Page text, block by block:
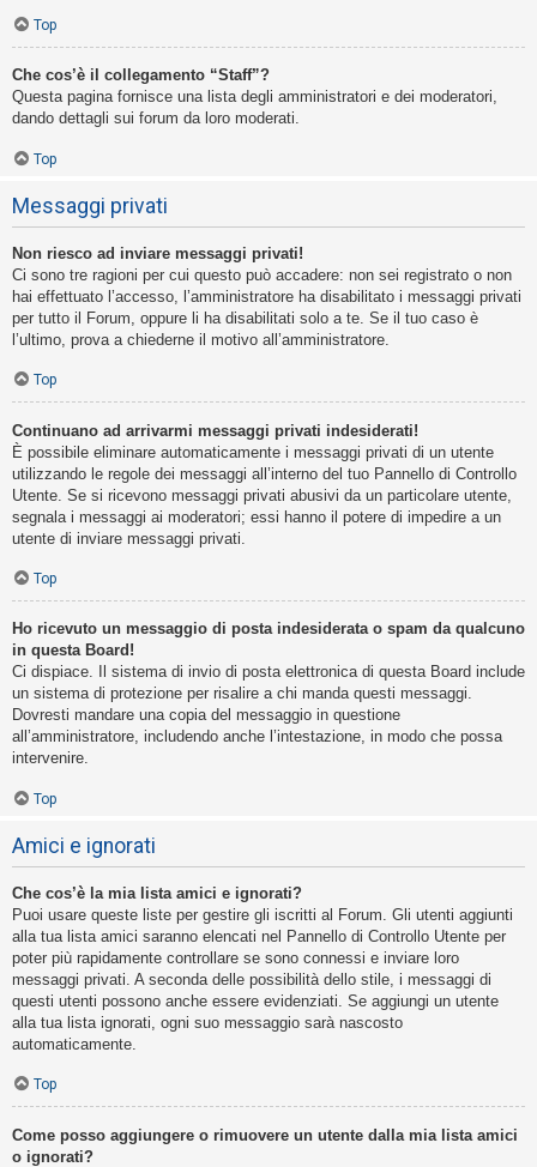
Top
Che cos’è il collegamento “Staff”?
Questa pagina fornisce una lista degli amministratori e dei moderatori,
dando dettagli sui forum da loro moderati.
Top
Messaggi privati
Non riesco ad inviare messaggi privati!
Ci sono tre ragioni per cui questo può accadere: non sei registrato o non
hai effettuato l’accesso, l’amministratore ha disabilitato i messaggi privati
per tutto il Forum, oppure li ha disabilitati solo a te. Se il tuo caso è
l’ultimo, prova a chiederne il motivo all’amministratore.
Top
Continuano ad arrivarmi messaggi privati indesiderati!
È possibile eliminare automaticamente i messaggi privati ​​di un utente
utilizzando le regole dei messaggi all’interno del tuo Pannello di Controllo
Utente. Se si ricevono messaggi privati ​​abusivi da un particolare utente,
segnala i messaggi ai moderatori; essi hanno il potere di impedire a un
utente di inviare messaggi privati​​.
Top
Ho ricevuto un messaggio di posta indesiderata o spam da qualcuno
in questa Board!
Ci dispiace. Il sistema di invio di posta elettronica di questa Board include
un sistema di protezione per risalire a chi manda questi messaggi.
Dovresti mandare una copia del messaggio in questione
all’amministratore, includendo anche l’intestazione, in modo che possa
intervenire.
Top
Amici e ignorati
Che cos’è la mia lista amici e ignorati?
Puoi usare queste liste per gestire gli iscritti al Forum. Gli utenti aggiunti
alla tua lista amici saranno elencati nel Pannello di Controllo Utente per
poter più rapidamente controllare se sono connessi e inviare loro
messaggi privati. A seconda delle possibilità dello stile, i messaggi di
questi utenti possono anche essere evidenziati. Se aggiungi un utente
alla tua lista ignorati, ogni suo messaggio sarà nascosto
automaticamente.
Top
Come posso aggiungere o rimuovere un utente dalla mia lista amici
o ignorati?